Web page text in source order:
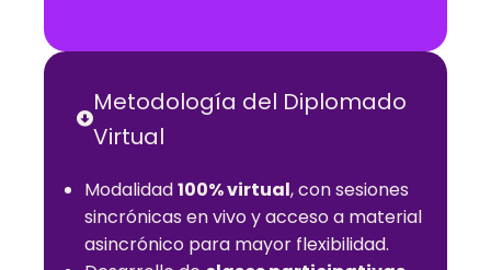
Metodología del Diplomado
Virtual
Modalidad100% virtual, con sesiones
sincrónicas en vivo y acceso a material
asincrónico para mayor flexibilidad.